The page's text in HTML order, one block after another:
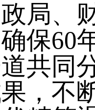
政局
60年
共同
，不